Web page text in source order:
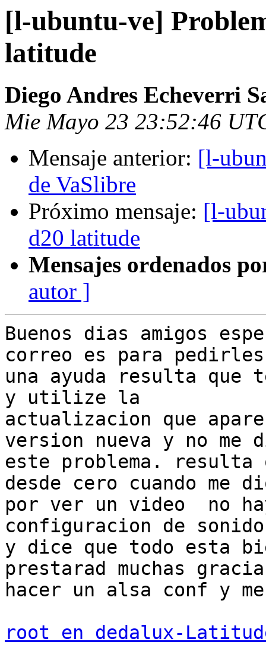
[l-ubuntu-ve]
latitude
Diego Andres Echeverri
Mie Mayo 23 23:52:46
Mensaje anterior: [l-
de VaSlibre
Próximo mensaje: [l-
d20 latitude
Mensajes ordenados
autor ]
Buenos dias amigos
correo es para pedirles
una ayuda resulta que
y utilize la
actualizacion que
version nueva y no me
este problema.
desde cero cuando me
por ver un video  no
configuracion de sonido
y dice que todo esta
prestarad muchas
hacer un alsa conf y
root en dedalux-